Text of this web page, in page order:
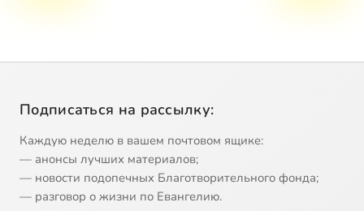
Подписаться на рассылку:
Каждую неделю в вашем почтовом ящике:
— анонсы лучших материалов;
— новости подопечных Благотворительного фонда;
— разговор о жизни по Евангелию.